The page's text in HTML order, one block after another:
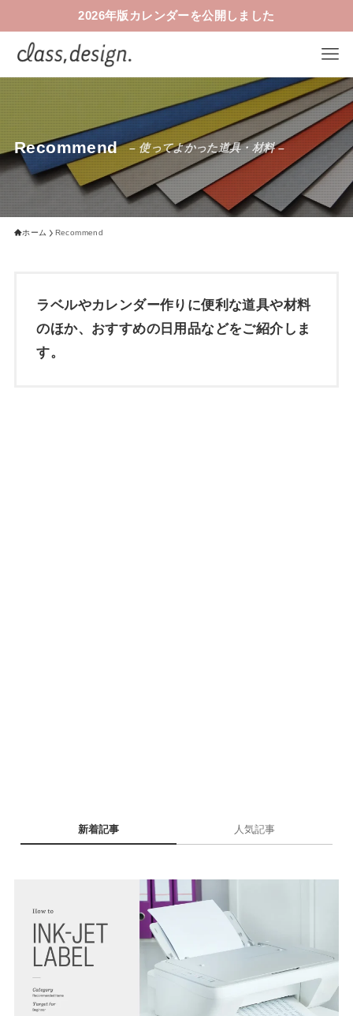
2026年版カレンダーを公開しました
Recommend – 使ってよかった道具・材料 –
ホーム Recommend
ラベルやカレンダー作りに便利な道具や材料
のほか、おすすめの日用品などをご紹介しま
す。
新着記事 人気記事